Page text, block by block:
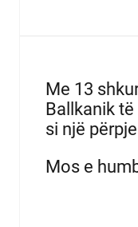
Me 13
Ballkanik
si një
Mos e